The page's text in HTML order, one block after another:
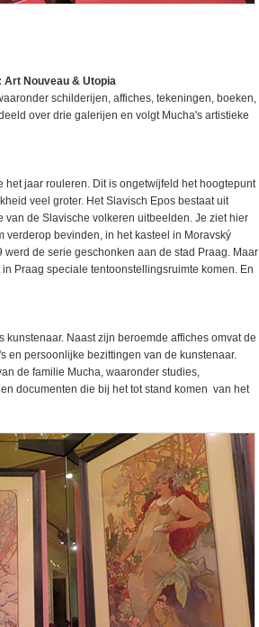
Art Nouveau & Utopia
schilderijen, affiches, tekeningen, boeken,
over drie galerijen en volgt Mucha's artistieke
het jaar rouleren. Dit is ongetwijfeld het hoogtepunt
veel groter. Het Slavisch Epos bestaat uit
de Slavische volkeren uitbeelden. Je ziet hier
bevinden, in het kasteel in Moravský
werd de serie geschonken aan de stad Praag. Maar
Praag speciale tentoonstellingsruimte komen. En
Naast zijn beroemde affiches omvat de
en persoonlijke bezittingen van de kunstenaar.
de familie Mucha, waaronder studies,
documenten die bij het tot stand komen van het